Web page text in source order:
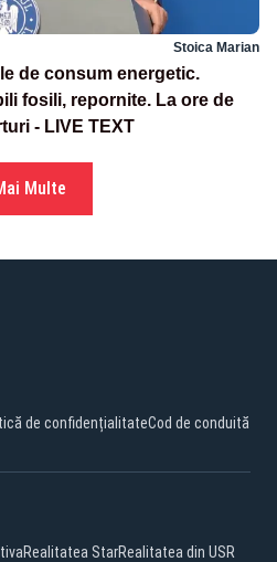
Stoica Marian
de consum energetic.
fosili, repornite. La ore de
- LIVE TEXT
Multe
de confidențialitateCod de conduită
Realitatea StarRealitatea din USR